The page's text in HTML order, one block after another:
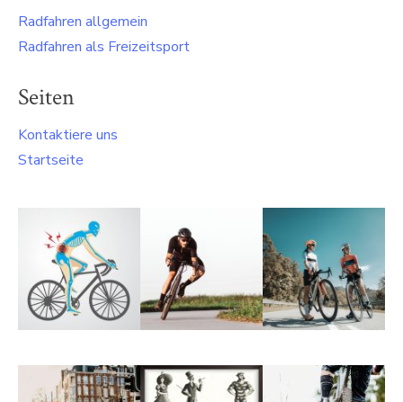
Radfahren allgemein
Radfahren als Freizeitsport
Seiten
Kontaktiere uns
Startseite